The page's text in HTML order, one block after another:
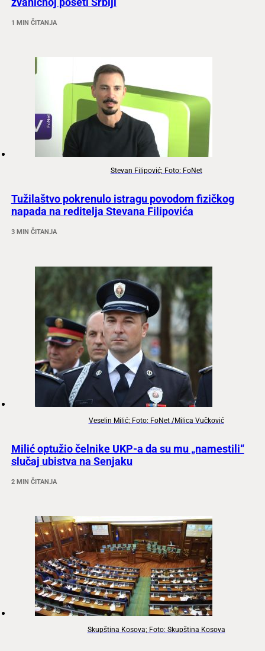
1 MIN ČITANJA
Stevan Filipović; Foto: FoNet
Tužilaštvo pokrenulo istragu povodom fizičkog
napada na reditelja Stevana Filipovića
3 MIN ČITANJA
Veselin Milić; Foto: FoNet /Milica Vučković
Milić optužio čelnike UKP-a da su mu „namestili“
slučaj ubistva na Senjaku
2 MIN ČITANJA
Skupština Kosova; Foto: Skupština Kosova